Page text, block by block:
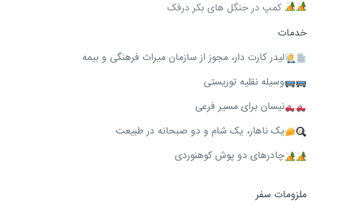
کمپ در جنگل های بکر درفک
خدمات
ليدر کارت دار، مجوز از سازمان میراث فرهنگی و بيمه
وسیله نقلیه توریستی
نیسان برای مسیر فرعی
یک ناهار، یک شام و دو صبحانه در طبیعت
چادرهای دو پوش کوهنوردی
ملزومات سفر